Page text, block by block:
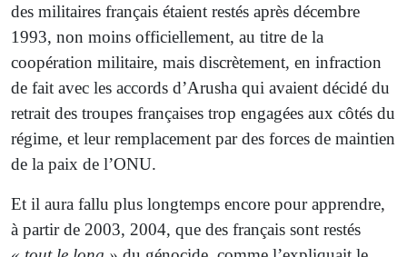
des militaires français étaient restés après décembre
1993, non moins officiellement, au titre de la
coopération militaire, mais discrètement, en infraction
de fait avec les accords d’Arusha qui avaient décidé du
retrait des troupes françaises trop engagées aux côtés du
régime, et leur remplacement par des forces de maintien
de la paix de l’ONU.
Et il aura fallu plus longtemps encore pour apprendre,
à partir de 2003, 2004, que des français sont restés